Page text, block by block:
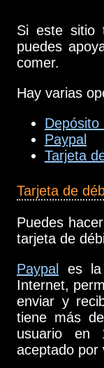
Si este sitio
puedes
comer.
Hay varias
Depósito
Paypal
Tarjeta
Tarjeta de
Puedes
tarjeta de
Paypal
es la
Internet,
enviar y
tiene más
usuario en
aceptado por